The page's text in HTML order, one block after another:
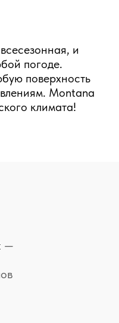
и
погоде.
поверхность
Montana
климата!
—